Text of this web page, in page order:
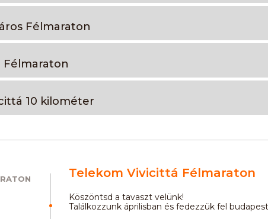
Félmaraton
Félmaraton
10 kilométer
Telekom Vivicittá Félmaraton
Köszöntsd a tavaszt velünk!
Találkozzunk áprilisban és fedezzük fel